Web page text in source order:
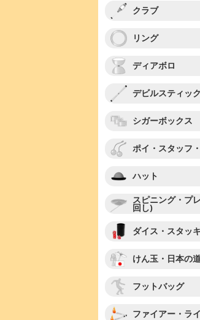
クラブ
リング
ディアボロ
デビルスティック
シガーボックス
ポイ・スタッフ
ハット
スピニング・プ
回し)
ダイス・スタッ
けん玉・日本の
フットバッグ
ファイアー・ラ